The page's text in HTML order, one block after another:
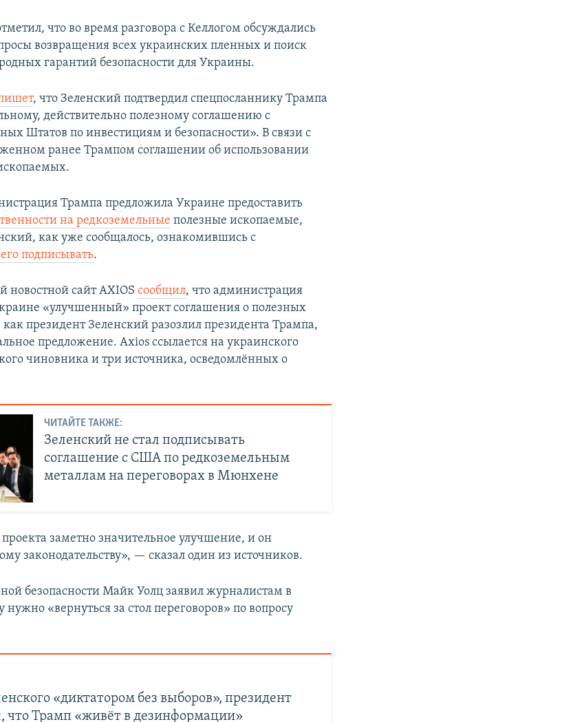
что во время разговора с Келлогом обсуждались
возвращения всех украинских пленных и поиск
гарантий безопасности для Украины.
, что Зеленский подтвердил спецпосланнику Трампа
действительно полезному соглашению с
Штатов по инвестициям и безопасности». В связи с
ранее Трампом соглашении об использовании
Трампа предложила Украине предоставить
на редкоземельные полезные ископаемые,
как уже сообщалось, ознакомившись с
подписывать.
новостной сайт AXIOSсообщил, что администрация
«улучшенный» проект соглашения о полезных
президент Зеленский разозлил президента Трампа,
предложение. Axios ссылается на украинского
чиновника и три источника, осведомлённых о
ЧИТАЙТЕ ТАКЖЕ:
Зеленский не стал подписывать
соглашение с США по редкоземельным
металлам на переговорах в Мюнхене
заметно значительное улучшение, и он
законодательству», — сказал один из источников.
безопасности Майк Уолц заявил журналистам в
нужно «вернуться за стол переговоров» по вопросу
«диктатором без выборов», президент
что Трамп «живёт в дезинформации»